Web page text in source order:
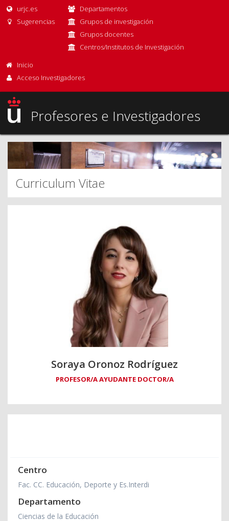
urjc.es
Sugerencias
Departamentos
Grupos de investigación
Grupos docentes
Centros/Institutos de Investigación
Inicio
Acceso Investigadores
Profesores e Investigadores
Curriculum Vitae
Soraya Oronoz Rodríguez
PROFESOR/A AYUDANTE DOCTOR/A
Centro
Fac. CC. Educación, Deporte y Es.Interdi
Departamento
Ciencias de la Educación